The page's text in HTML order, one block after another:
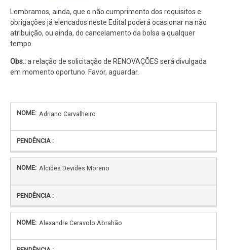
Lembramos, ainda, que o não cumprimento dos requisitos e
obrigações já elencados neste Edital poderá ocasionar na não
atribuição, ou ainda, do cancelamento da bolsa a qualquer
tempo.
Obs.:a relação de solicitação de RENOVAÇÕES será divulgada
em momento oportuno. Favor, aguardar.
PENDÊNCIA
Adriano Carvalheiro
Alcides Devides Moreno
Alexandre Ceravolo Abrahão